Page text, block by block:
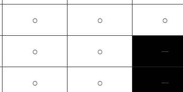
○ ○ ○
○ ○ ─
○ ○ ─